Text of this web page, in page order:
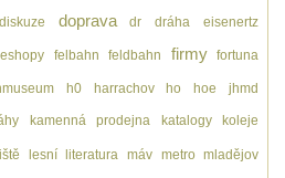
diskuze doprava dr dráha eisenertz
eshopy felbahn feldbahn firmy fortuna
h0 harrachov ho hoe jhmd
kamenná prodejna katalogy koleje
lesní literatura máv metro mladějov